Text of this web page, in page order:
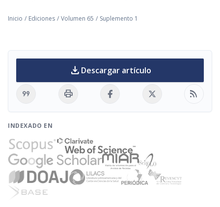
Inicio / Ediciones / Volumen 65 / Suplemento 1
download Descargar artículo
format_quote print rss_feed
INDEXADO EN